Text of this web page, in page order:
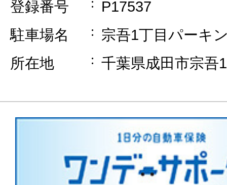
登録番号
P17537
駐車場名
宗吾1丁目パーキ
所在地
千葉県成田市宗吾